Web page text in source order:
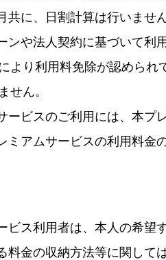
共に、日割計算は行いません
ンや法人契約に基づいて利
より利用料免除が認めら
せん。
ービスのご利用には、本プ
ミアムサービスの利用料金
ビス利用者は、本人の希望
料金の収納方法等に関して